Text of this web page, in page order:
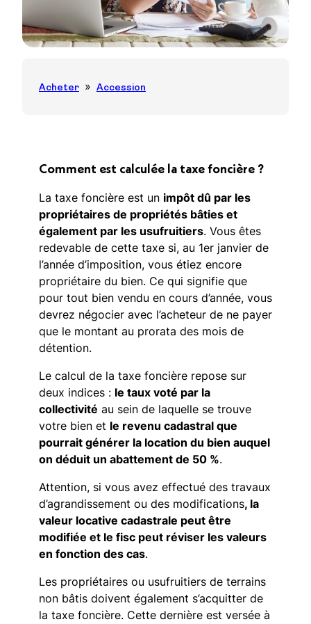
Acheter Accession
Comment est calculée la taxe foncière ?
La taxe foncière est un impôt dû par les
propriétaires de propriétés bâties et
également par les usufruitiers. Vous êtes
redevable de cette taxe si, au 1er janvier de
l’année d’imposition, vous étiez encore
propriétaire du bien. Ce qui signifie que
pour tout bien vendu en cours d’année, vous
devrez négocier avec l’acheteur de ne payer
que le montant au prorata des mois de
détention.
Le calcul de la taxe foncière repose sur
deux indices : le taux voté par la
collectivité au sein de laquelle se trouve
votre bien et le revenu cadastral que
pourrait générer la location du bien auquel
on déduit un abattement de 50 %.
Attention, si vous avez effectué des travaux
d’agrandissement ou des modifications, la
valeur locative cadastrale peut être
modifiée et le fisc peut réviser les valeurs
en fonction des cas.
Les propriétaires ou usufruitiers de terrains
non bâtis doivent également s’acquitter de
la taxe foncière. Cette dernière est versée à